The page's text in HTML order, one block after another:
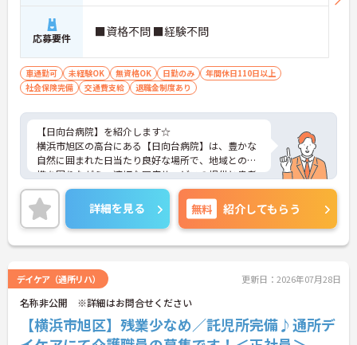
応募要件 ■資格不問 ■経験不問
車通勤可 未経験OK 無資格OK 日勤のみ
年間休日110日以上
社会保険完備
交通費支給 退職金制度あり
【日向台病院】を紹介します☆
横浜市旭区の高台にある【日向台病院】は、豊かな
自然に囲まれた日当たり良好な場所で、地域との連
携を図りながら、適切な医療サービスの提供と患者
様の社会復帰を目指して日々邁進しております。
患者様に信頼され安心して受診していただける病院
であること、また、スタッフがイキイキと働ける職
場です。
詳細を見る 無料 紹介してもらう
デイケア（通所リハ） 更新日：2026年07月28日
名称非公開 ※詳細はお問合せください
【横浜市旭区】残業少なめ／託児所完備♪通所デ